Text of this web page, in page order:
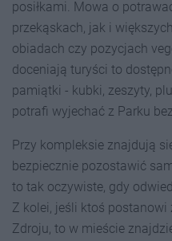
posiłkami. Mowa o
przekąskach, jak i
obiadach czy pozycjach
doceniają turyści to
pamiątki - kubki, zeszyty,
potrafi wyjechać z Parku
Przy kompleksie znajdują
bezpiecznie pozostawić
to tak oczywiste, gdy
Z kolei, jeśli ktoś postanowi
Zdroju, to w mieście